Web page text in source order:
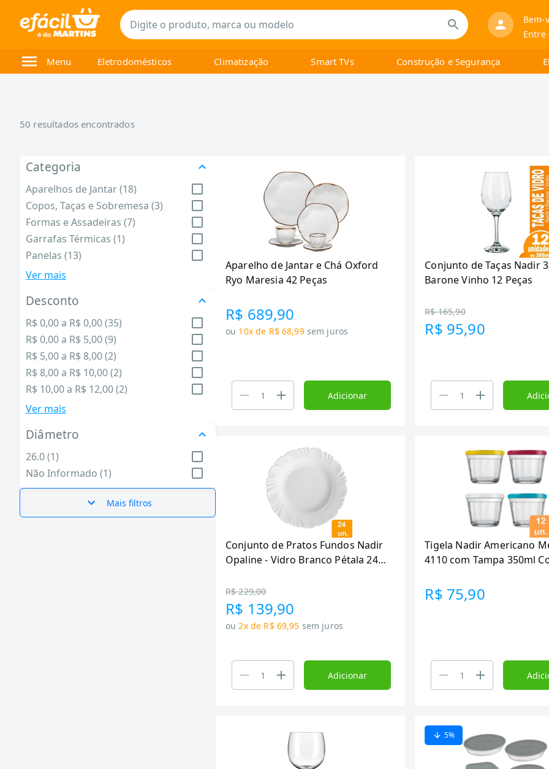
Bem-
Entre
Menu Eletrodomésticos Climatização Smart TVs Construção e Segurança
50 resultados encontrados
Categoria
Aparelhos de Jantar (18)
Copos, Taças e Sobremesa (3)
Formas e Assadeiras (7)
Garrafas Térmicas (1)
Panelas (13)
Utensílios de Cozinha (8)
Ver mais
Desconto
R$ 0,00 a R$ 0,00 (35)
R$ 0,00 a R$ 5,00 (9)
R$ 5,00 a R$ 8,00 (2)
R$ 8,00 a R$ 10,00 (2)
R$ 10,00 a R$ 12,00 (2)
Ver mais
Diâmetro
26.0 (1)
Não Informado (1)
Mais filtros
Aparelho de Jantar e Chá Oxford
Ryo Maresia 42 Peças
R$ 689,90
ou 10x de R$ 68,99 sem juros
Adicionar
Conjunto de Taças Nadir
Barone Vinho 12 Peças
R$ 165,90
R$ 95,90
Conjunto de Pratos Fundos Nadir
Opaline - Vidro Branco Pétala 24
R$ 229,00
R$ 139,90
ou 2x de R$ 69,95 sem juros
Adicionar
Tigela Nadir Americano
4110 com Tampa 350ml
Peças
R$ 75,90
5%